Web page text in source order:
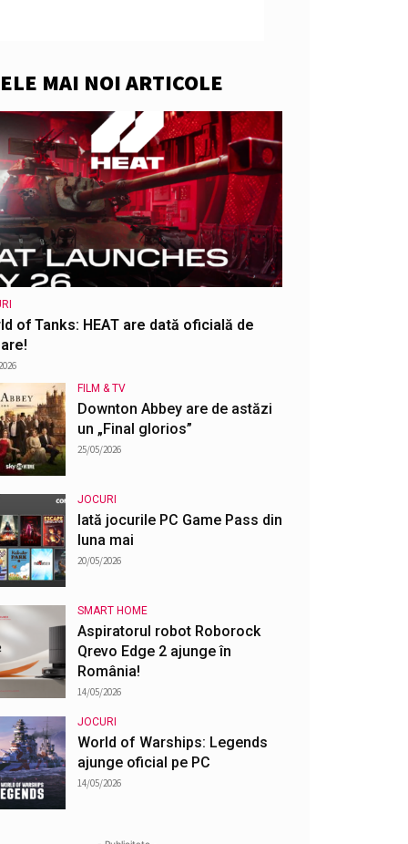
MAI NOI ARTICOLE
of Tanks: HEAT are dată oficială de
FILM & TV
Downton Abbey are de astăzi
un „Final glorios”
25/05/2026
JOCURI
Iată jocurile PC Game Pass din
luna mai
20/05/2026
SMART HOME
Aspiratorul robot Roborock
Qrevo Edge 2 ajunge în
România!
14/05/2026
JOCURI
World of Warships: Legends
ajunge oficial pe PC
14/05/2026